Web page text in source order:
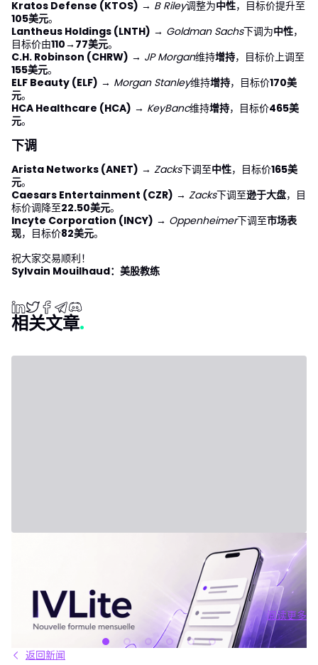
Kratos Defense (KTOS) → B Riley调整为中性，目标价提升至
105美元。
Lantheus Holdings (LNTH) → Goldman Sachs下调为中性，
目标价由110→77美元。
C.H. Robinson (CHRW) → JP Morgan维持增持，目标价上调至
155美元。
ELF Beauty (ELF) → Morgan Stanley维持增持，目标价170美
元。
HCA Healthcare (HCA) → KeyBanc维持增持，目标价465美
元。
下调
Arista Networks (ANET) → Zacks下调至中性，目标价165美
元。
Caesars Entertainment (CZR) → Zacks下调至逊于大盘，目
标价调降至22.50美元。
Incyte Corporation (INCY) → Oppenheimer下调至市场表
现，目标价82美元。
祝大家交易顺利！
Sylvain Mouilhaud：美股教练
相关文章
IVLite：IVT精华通知，每月仅29欧元 清晰的计划、市场简报和回
顾，直接送达您的手机与电脑，仅此而已。 问题不在于信息匮乏，
而是过剩。每天都有数十种分析、相互矛盾的观点和信号交织在市
场中。结果就是：你推迟，把事情留到“以后”，最后只能被动应对市
场，而不是主动掌控。 IVLite正是基于这个现象而诞生的。每月
29€，只为你提供一件事：IVT的核心内容通知。 IVLite究竟是什
么？ IVLite即IVT通知的访问权，仅此而已。 具体来说，你会在手机
和电脑上收到IVT教练们制作的清晰计划、短期及中期简报和市场回
阅读更多
阅读
返回新闻